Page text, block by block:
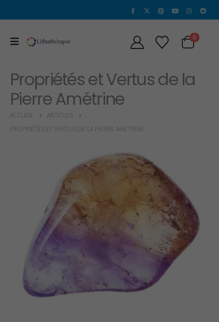
0
Propriétés et Vertus de la
Pierre Amétrine
ACCUEIL
ARTICLES
PROPRIÉTÉS ET VERTUS DE LA PIERRE AMÉTRINE